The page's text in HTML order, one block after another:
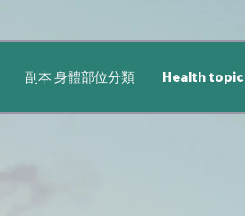
副本 身體部位分類 Health topic